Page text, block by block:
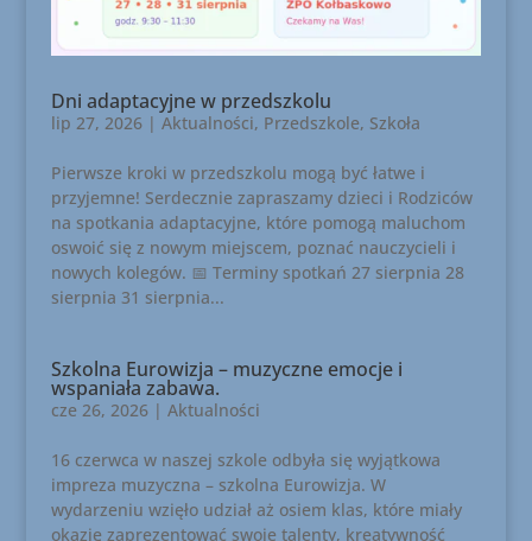
Dni adaptacyjne w przedszkolu
lip 27, 2026| Aktualności, Przedszkole, Szkoła
Pierwsze kroki w przedszkolu mogą być łatwe i
przyjemne! Serdecznie zapraszamy dzieci i Rodziców
na spotkania adaptacyjne, które pomogą maluchom
oswoić się z nowym miejscem, poznać nauczycieli i
nowych kolegów. 📅 Terminy spotkań 27 sierpnia 28
sierpnia 31 sierpnia...
Szkolna Eurowizja – muzyczne emocje i
wspaniała zabawa.
cze 26, 2026| Aktualności
16 czerwca w naszej szkole odbyła się wyjątkowa
impreza muzyczna – szkolna Eurowizja. W
wydarzeniu wzięło udział aż osiem klas, które miały
okazję zaprezentować swoje talenty, kreatywność